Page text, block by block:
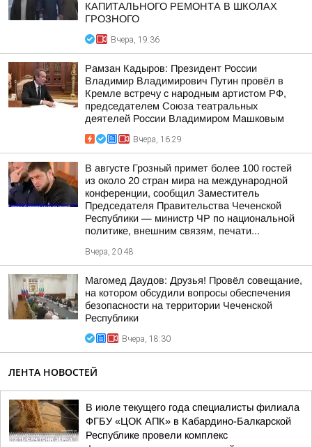
КАПИТАЛЬНОГО РЕМОНТА В ШКОЛАХ
ГРОЗНОГО
Вчера, 19:36
Рамзан Кадыров: Президент России
Владимир Владимирович Путин провёл в
Кремле встречу с народным артистом РФ,
председателем Союза театральных
деятелей России Владимиром Машковым
Вчера, 16:29
В августе Грозный примет более 100 гостей
из около 20 стран мира на международной
конференции, сообщил Заместитель
Председателя Правительства Чеченской
Республики — министр ЧР по национальной
политике, внешним связям, печати...
Вчера, 20:48
Магомед Даудов: Друзья! Провёл совещание,
на котором обсудили вопросы обеспечения
безопасности на территории Чеченской
Республики
Вчера, 18:30
ЛЕНТА НОВОСТЕЙ
В июле текущего года специалисты филиала
ФГБУ «ЦОК АПК» в Кабардино-Балкарской
Республике провели комплекс